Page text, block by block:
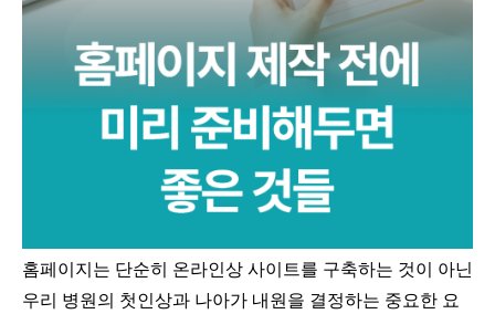
홈페이지는 단순히 온라인상 사이트를 구축하는 것이 아닌
우리 병원의 첫인상과 나아가 내원을 결정하는 중요한 요